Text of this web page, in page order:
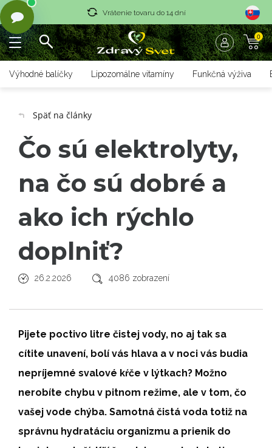
Vrátenie tovaru do 14 dní
Rýchle dodanie <36 hod 0
Výhodné balíčky Lipozomálne vitamíny Funkčná výživa
Späť na články
Čo sú elektrolyty,
na čo sú dobré a
ako ich rýchlo
doplniť?
26.2.2026 4086 zobrazení
Pijete poctivo litre čistej vody, no aj tak sa
cítite unavení, bolí vás hlava a v noci vás budia
nepríjemné svalové kŕče v lýtkach? Možno
nerobíte chybu v pitnom režime, ale v tom, čo
vašej vode chýba. Samotná čistá voda totiž na
správnu hydratáciu organizmu a prienik do